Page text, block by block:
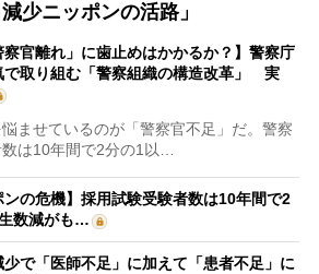
少ニッポンの活路」
察官離れ」に歯止めはかかるか？】警察庁
で取り組む「警察組織の構造改革」 実
ませているのが「警察官不足」だ。警察
は10年間で2分の1以…
ンの危機】採用試験受験者数は10年間で2
数減がも…
少で「医師不足」に加えて「患者不足」に